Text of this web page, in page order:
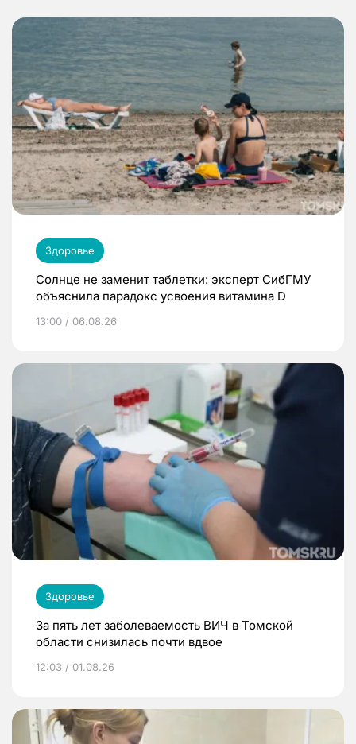
Здоровье
Солнце не заменит таблетки: эксперт СибГМУ
объяснила парадокс усвоения витамина D
13:00 / 06.08.26
Здоровье
За пять лет заболеваемость ВИЧ в Томской
области снизилась почти вдвое
12:03 / 01.08.26